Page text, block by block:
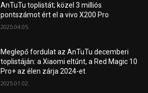
AnTuTu toplistát; közel 3 milliós
pontszámot ért el a vivo X200 Pro
2025.04.05.
Meglepő fordulat az AnTuTu decemberi
toplistáján: a Xiaomi eltűnt, a Red Magic 10
Pro+ az élen zárja 2024-et
2025.01.02.